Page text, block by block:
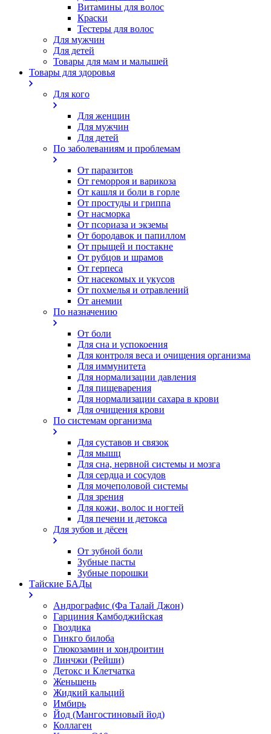
Витамины для волос
Краски
Тестеры для волос
Для мужчин
Для детей
Товары для мам и малышей
Товары для здоровья
Для кого
Для женщин
Для мужчин
Для детей
По заболеваниям и проблемам
От паразитов
Oт геморроя и варикоза
От кашля и боли в горле
От простуды и гриппа
От насморка
Oт псориаза и экземы
От бородавок и папиллом
От прыщей и постакне
От рубцов и шрамов
От герпеса
От насекомых и укусов
От похмелья и отравлений
От анемии
По назначению
От боли
Для сна и успокоения
Для контроля веса и очищения организма
Для иммунитета
Для нормализации давления
Для пищеварения
Для нормализации сахара в крови
Для очищения крови
По системам организма
Для суставов и связок
Для мышц
Для сна, нервной системы и мозга
Для сердца и сосудов
Для мочеполовой системы
Для зрения
Для кожи, волос и ногтей
Для печени и детокса
Для зубов и дёсен
От зубной боли
Зубные пасты
Зубные порошки
Тайские БАДы
Андрографис (Фа Талай Джон)
Гарциния Камбоджийская
Гвоздика
Гинкго билоба
Глюкозамин и хондроитин
Линчжи (Рейши)
Детокс и Клетчатка
Женьшень
Жидкий кальций
Имбирь
Йод (Мангостиновый йод)
Коллаген